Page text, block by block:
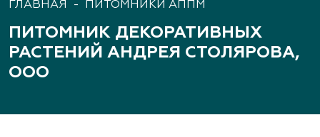
ГЛАВНАЯ - ПИТОМНИКИ АППМ
ПИТОМНИК ДЕКОРАТИВНЫХ
РАСТЕНИЙ АНДРЕЯ СТОЛЯРОВА,
ООО